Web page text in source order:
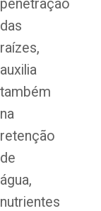
penetração
das
raízes,
auxilia
também
na
retenção
de
água,
nutrientes